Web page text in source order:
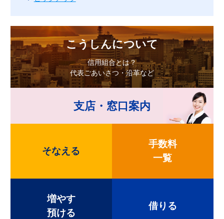
こうしんについて
信用組合とは？
代表ごあいさつ・沿革など
支店・窓口案内
そなえる
手数料
一覧
増やす
預ける
借りる